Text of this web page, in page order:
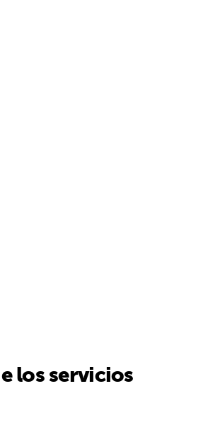
los servicios